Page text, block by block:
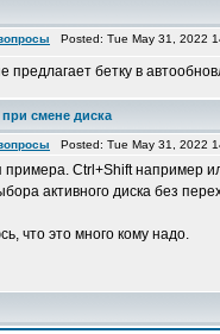
Posted: Tue May 31, 2022
предлагает бетку в
смене диска
Posted: Tue May 31, 2022
примера. Ctrl+Shift например
активного диска без
что это много кому надо.